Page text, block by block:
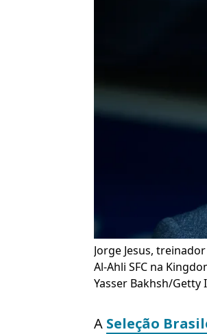
Jorge Jesus,
Al-Ahli SFC na
Yasser Bakhsh/Getty
A Seleção